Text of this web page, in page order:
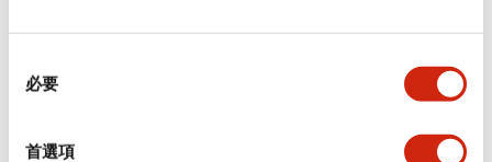
必要
首選項
環境規範
機械規格